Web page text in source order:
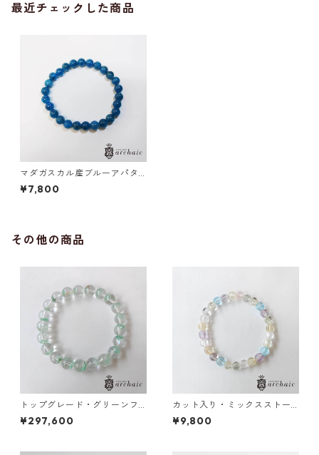
最近チェックした商品
マダガスカル産ブルーアパタ
イトのブレスレット(7.5mm)
¥7,800
その他の商品
トップグレード・グリーンフ
ァントムのブレスレット(9m
m)
¥297,600
カット入り・ミックスストー
ンのブレスレット(6mm)
¥9,800